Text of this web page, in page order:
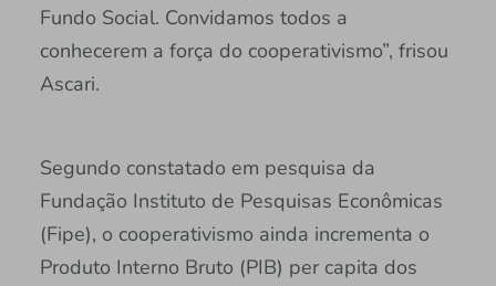
Fundo Social. Convidamos todos a
conhecerem a força do cooperativismo”, frisou
Ascari.
Segundo constatado em pesquisa da
Fundação Instituto de Pesquisas Econômicas
(Fipe), o cooperativismo ainda incrementa o
Produto Interno Bruto (PIB) per capita dos